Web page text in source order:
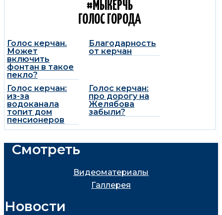
#МЫКЕРЧЬ
ГОЛОС ГОРОДА
Голос керчан.
Может
включить
фонтан в такое
пекло?
Благодарность
от керчан
Голос керчан:
из-за
водоканала
топит дом
пенсионеров
Голос керчан:
про дорогу на
Желябова
забыли?
Смотреть
Видеоматериалы
Галлерея
Новости